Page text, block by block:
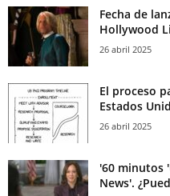
Fecha de
Hollywood
26 abril 2025
El proceso
Estados
26 abril 2025
'60 minutos
News'.